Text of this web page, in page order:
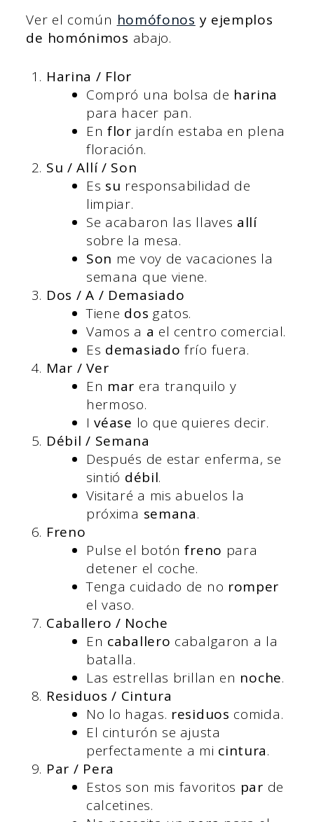
Ver el común homófonos y ejemplos
de homónimos abajo.
Harina / Flor
Compró una bolsa de harina
para hacer pan.
Enflor jardín estaba en plena
floración.
Su / Allí / Son
Es su responsabilidad de
limpiar.
Se acabaron las llaves allí
sobre la mesa.
Son me voy de vacaciones la
semana que viene.
Dos / A / Demasiado
Tiene dos gatos.
Vamos a a el centro comercial.
Es demasiado frío fuera.
Mar / Ver
En mar era tranquilo y
hermoso.
Ivéase lo que quieres decir.
Débil / Semana
Después de estar enferma, se
sintió débil.
Visitaré a mis abuelos la
próxima semana.
Freno
Pulse el botónfreno para
detener el coche.
Tenga cuidado de no romper
el vaso.
Caballero / Noche
En caballero cabalgaron a la
batalla.
Las estrellas brillan en noche.
Residuos / Cintura
No lo hagas. residuos comida.
El cinturón se ajusta
perfectamente a mi cintura.
Par / Pera
Estos son mis favoritos par de
calcetines.